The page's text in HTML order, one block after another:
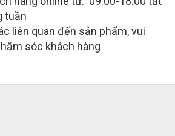
tuần
liên quan đến sản phẩm, vui
sóc khách hàng